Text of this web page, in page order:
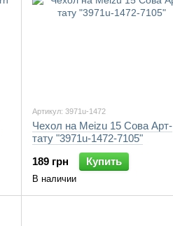
Артикул: 3971u-1472
Чехол на Meizu 15 Сова Арт-
тату "3971u-1472-7105"
189 грн
Купить
В наличии